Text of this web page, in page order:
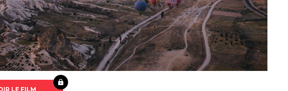
LE FILM